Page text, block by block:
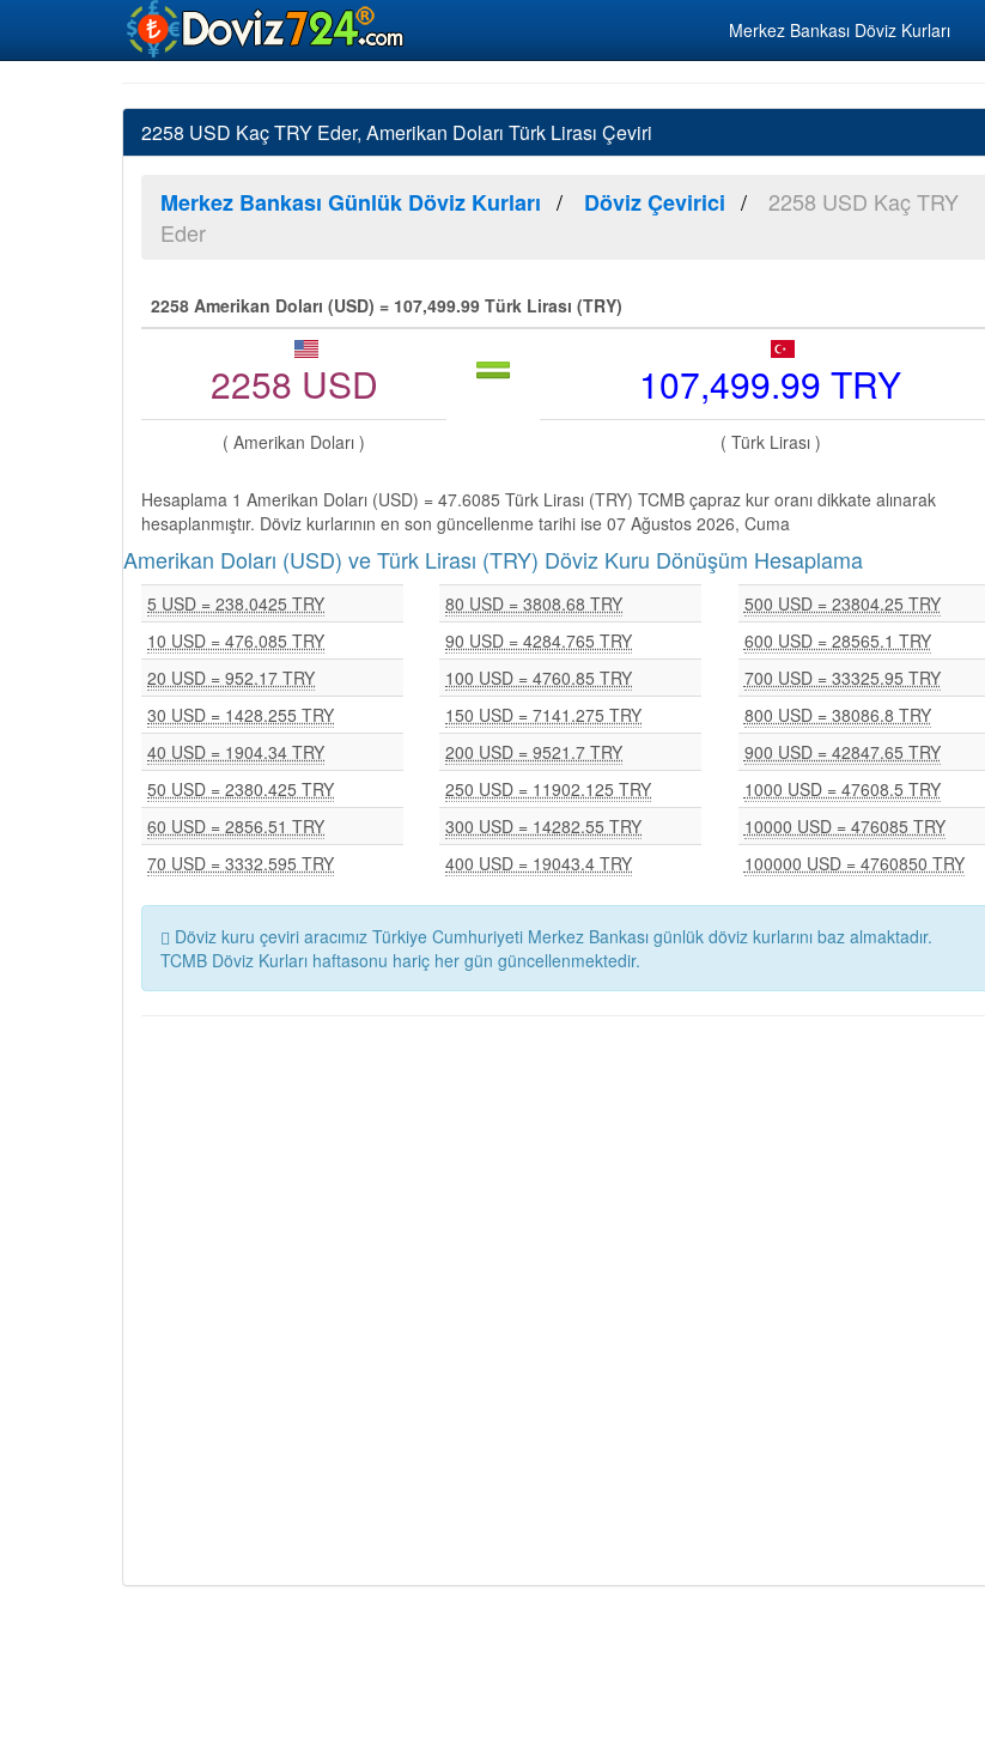
Merkez Bankası Döviz Kurları
2258 USD Kaç TRY Eder, Amerikan Doları Türk Lirası Çeviri
Merkez Bankası Günlük Döviz Kurları Döviz Çevirici
2258 USD Kaç TRY
Eder
2258 Amerikan Doları (USD) = 107,499.99 Türk Lirası (TRY)
2258 USD 107,499.99 TRY
( Amerikan Doları ) ( Türk Lirası )
Hesaplama 1 Amerikan Doları (USD) = 47.6085 Türk Lirası (TRY) TCMB çapraz kur oranı dikkate alınarak
hesaplanmıştır. Döviz kurlarının en son güncellenme tarihi ise 07 Ağustos 2026, Cuma
Amerikan Doları (USD) ve Türk Lirası (TRY) Döviz Kuru Dönüşüm Hesaplama
5 USD = 238.0425 TRY
10 USD = 476.085 TRY
20 USD = 952.17 TRY
30 USD = 1428.255 TRY
40 USD = 1904.34 TRY
50 USD = 2380.425 TRY
60 USD = 2856.51 TRY
70 USD = 3332.595 TRY
80 USD = 3808.68 TRY
90 USD = 4284.765 TRY
100 USD = 4760.85 TRY
150 USD = 7141.275 TRY
200 USD = 9521.7 TRY
250 USD = 11902.125 TRY
300 USD = 14282.55 TRY
400 USD = 19043.4 TRY
500 USD = 23804.25 TRY
600 USD = 28565.1 TRY
700 USD = 33325.95 TRY
800 USD = 38086.8 TRY
900 USD = 42847.65 TRY
1000 USD = 47608.5 TRY
10000 USD = 476085 TRY
100000 USD = 4760850 TRY
Döviz kuru çeviri aracımız Türkiye Cumhuriyeti Merkez Bankası günlük döviz kurlarını baz almaktadır.
TCMB Döviz Kurları haftasonu hariç her gün güncellenmektedir.